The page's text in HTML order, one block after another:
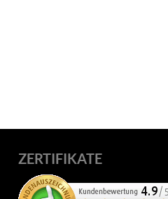
ZERTIFIKATE